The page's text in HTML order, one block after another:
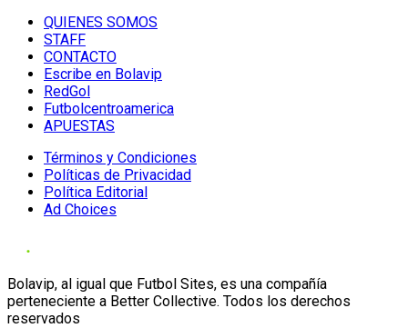
QUIENES SOMOS
STAFF
CONTACTO
Escribe en Bolavip
RedGol
Futbolcentroamerica
APUESTAS
Términos y Condiciones
Políticas de Privacidad
Política Editorial
Ad Choices
Bolavip, al igual que Futbol Sites, es una compañía
perteneciente a Better Collective. Todos los derechos
reservados